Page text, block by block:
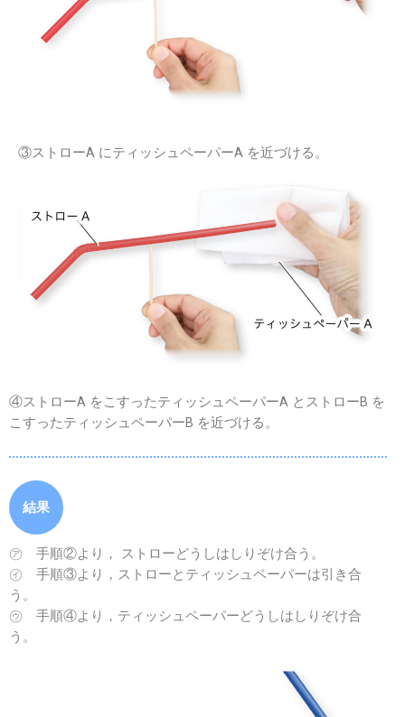
③ストローA にティッシュペーパーA を近づける。
④ストローA をこすったティッシュペーパーA とストローB を
こすったティッシュペーパーB を近づける。
結果
㋐ 手順②より， ストローどうしはしりぞけ合う。
㋑ 手順③より，ストローとティッシュペーパーは引き合
う。
㋒ 手順④より，ティッシュペーパーどうしはしりぞけ合
う。